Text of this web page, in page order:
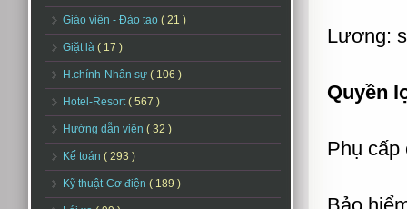
Giáo viên - Đào tạo ( 21 )
Giặt là ( 17 )
H.chính-Nhân sự ( 106 )
Hotel-Resort( 567 )
Hướng dẫn viên ( 32 )
Kế toán ( 293 )
Kỹ thuật-Cơ điện ( 189 )
Lương:
Quyền
Phụ cấp